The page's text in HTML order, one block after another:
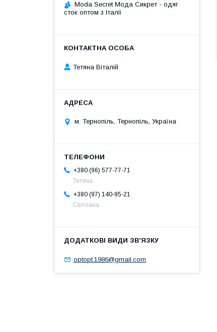
Moda Secret Мода Сикрет - одяг
сток оптом з Італії
Тетяна Віталій
м. Тернопіль, Тернопіль, Україна
+380 (96) 577-77-71
Тетяна
+380 (97) 140-95-21
Світлана
optopt.1986@gmail.com